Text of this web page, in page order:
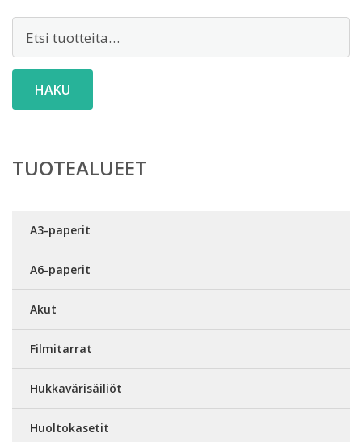
HAKU
TUOTEALUEET
A3-paperit
A6-paperit
Akut
Filmitarrat
Hukkavärisäiliöt
Huoltokasetit